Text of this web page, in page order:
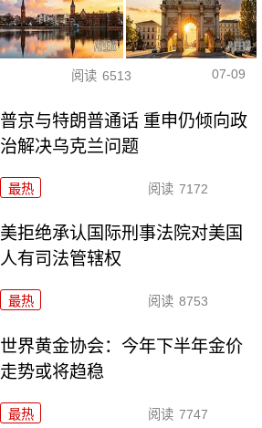
阅读 6513 07-09
普京与特朗普通话 重申仍倾向政
治解决乌克兰问题
最热 阅读 7172
美拒绝承认国际刑事法院对美国
人有司法管辖权
最热 阅读 8753
世界黄金协会：今年下半年金价
走势或将趋稳
最热 阅读 7747